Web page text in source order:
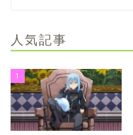
人気記事
1